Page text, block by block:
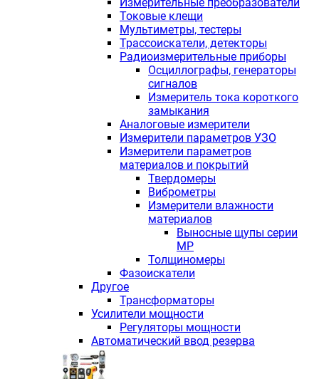
Токовые клещи
Мультиметры, тестеры
Трассоискатели, детекторы
Радиоизмерительные приборы
Осциллографы, генераторы
сигналов
Измеритель тока короткого
замыкания
Аналоговые измерители
Измерители параметров УЗО
Измерители параметров
материалов и покрытий
Твердомеры
Виброметры
Измерители влажности
материалов
Выносные щупы серии
МР
Толщиномеры
Фазоискатели
Другое
Трансформаторы
Усилители мощности
Регуляторы мощности
Автоматический ввод резерва